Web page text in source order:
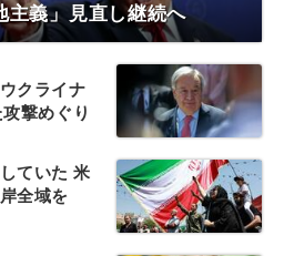
主義」見直し継続へ
クライナ
撃めぐり
ていた 米
全域を